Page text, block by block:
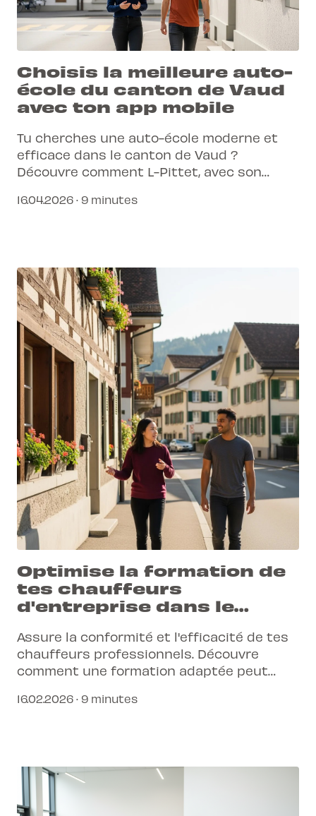
Choisis la meilleure auto-
école du canton de Vaud
avec ton app mobile
Tu cherches une auto-école moderne et
efficace dans le canton de Vaud ?
Découvre comment L-Pittet, avec son
ton apprentissage en une expérience
16.04.2026 · 9 minutes
Optimise la formation de
tes chauffeurs
d'entreprise dans le
Assure la conformité et l'efficacité de tes
chauffeurs professionnels. Découvre
comment une formation adaptée peut
entreprise.
16.02.2026 · 9 minutes